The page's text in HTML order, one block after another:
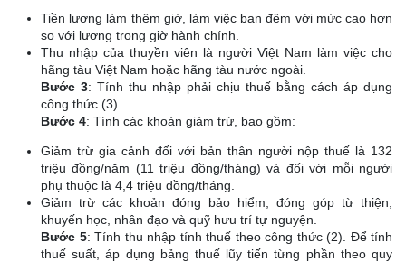
Tiền lương làm thêm giờ, làm việc ban đêm với mức cao hơn
so với lương trong giờ hành chính.
Thu nhập của thuyền viên là người Việt Nam làm việc cho
hãng tàu Việt Nam hoặc hãng tàu nước ngoài.
Bước 3: Tính thu nhập phải chịu thuế bằng cách áp dụng
công thức (3).
Bước 4: Tính các khoản giảm trừ, bao gồm:
Giảm trừ gia cảnh đối với bản thân người nộp thuế là 132
triệu đồng/năm (11 triệu đồng/tháng) và đối với mỗi người
phụ thuộc là 4,4 triệu đồng/tháng.
Giảm trừ các khoản đóng bảo hiểm, đóng góp từ thiện,
khuyến học, nhân đạo và quỹ hưu trí tự nguyện.
Bước 5: Tính thu nhập tính thuế theo công thức (2). Để tính
thuế suất, áp dụng bảng thuế lũy tiến từng phần theo quy